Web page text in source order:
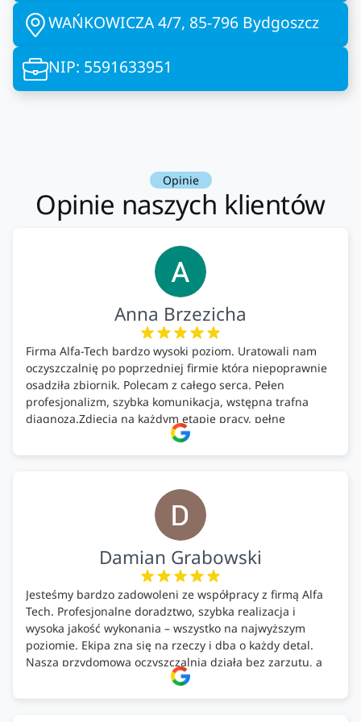
WAŃKOWICZA 4/7, 85-796 Bydgoszcz
NIP: 5591633951
Opinie
Opinie naszych klientów
Anna Brzezicha
Firma Alfa-Tech bardzo wysoki poziom. Uratowali nam
oczyszczalnię po poprzedniej firmie która niepoprawnie
osadziła zbiornik. Polecam z całego serca. Pełen
profesjonalizm, szybka komunikacja, wstępna trafna
diagnoza.Zdjęcia na każdym etapie pracy, pełne
doradztwo.Dobrze wyszkoleni i znający się na rzeczy.
Podsumowując ekipa na wysokim poziomie, rzetelna.
Damian Grabowski
Jesteśmy bardzo zadowoleni ze współpracy z firmą Alfa
Tech. Profesjonalne doradztwo, szybka realizacja i
wysoka jakość wykonania – wszystko na najwyższym
poziomie. Ekipa zna się na rzeczy i dba o każdy detal.
Nasza przydomowa oczyszczalnia działa bez zarzutu, a
całość została wykonana zgodnie z terminem i
ustaleniami. Z czystym sumieniem polecamy Alfa Tech